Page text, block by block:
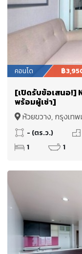
คอนโด ฿
[เปิดรับข้อเสนอ!]
พร้อมผู้เช่า]
ห้วยขวาง, กรุงเท
- (ตร.ว.)
1
1